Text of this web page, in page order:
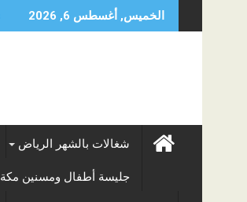
to
الخميس, أغسطس 6, 2026
شغالات بالشهر الرياض
جليسة أطفال ومسنين مكة